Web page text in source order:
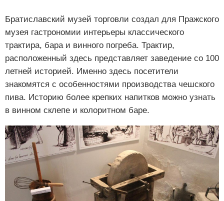
Братиславский музей торговли создал для Пражского
музея гастрономии интерьеры классического
трактира, бара и винного погреба. Трактир,
расположенный здесь представляет заведение со 100
летней историей. Именно здесь посетители
знакомятся с особенностями производства чешского
пива. Историю более крепких напитков можно узнать
в винном склепе и колоритном баре.